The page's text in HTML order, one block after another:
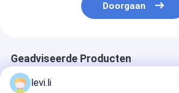
Doorgaan
Geadviseerde Producten
levi.li